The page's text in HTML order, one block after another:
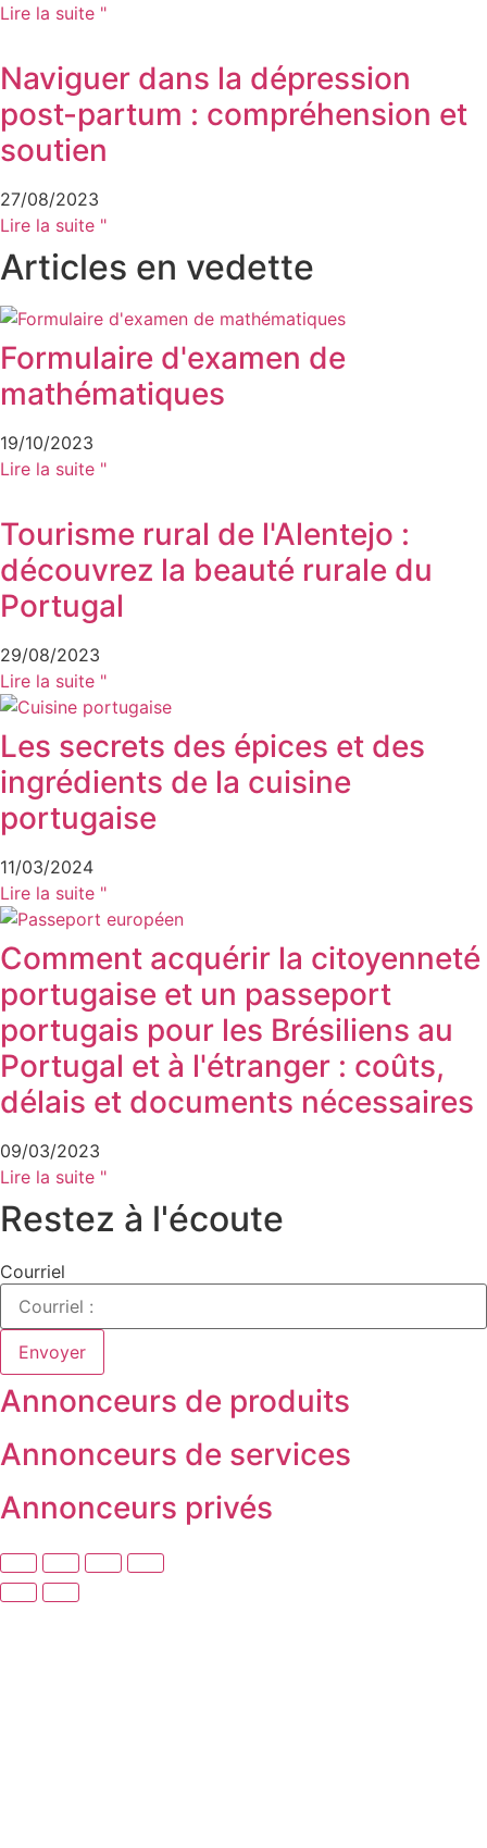
Lire la suite "
Naviguer dans la dépression
post-partum : compréhension et
soutien
27/08/2023
Lire la suite "
Articles en vedette
Formulaire d'examen de
mathématiques
19/10/2023
Lire la suite "
Tourisme rural de l'Alentejo :
découvrez la beauté rurale du
Portugal
29/08/2023
Lire la suite "
Les secrets des épices et des
ingrédients de la cuisine
portugaise
11/03/2024
Lire la suite "
Comment acquérir la citoyenneté
portugaise et un passeport
portugais pour les Brésiliens au
Portugal et à l'étranger : coûts,
délais et documents nécessaires
09/03/2023
Lire la suite "
Restez à l'écoute
Courriel
Envoyer
Annonceurs de produits
Annonceurs de services
Annonceurs privés